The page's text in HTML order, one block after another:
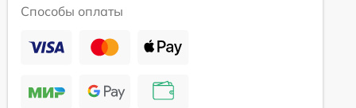
Способы оплаты